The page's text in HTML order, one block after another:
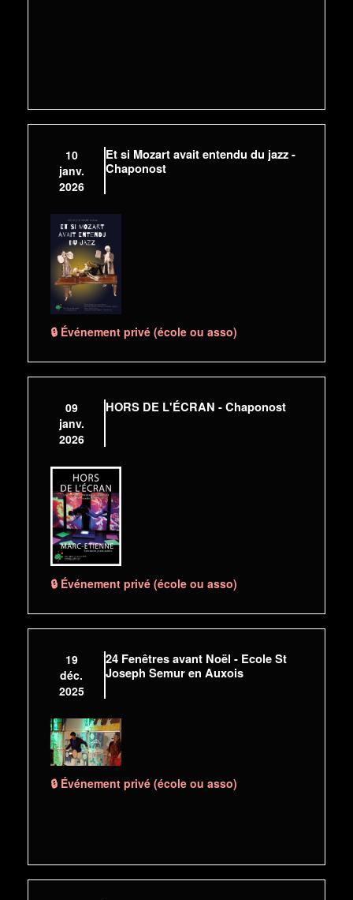
10
janv.
2026
Et si Mozart avait entendu du jazz -
Chaponost
🔒 Événement privé (école ou asso)
09
janv.
2026
HORS DE L'ÉCRAN - Chaponost
🔒 Événement privé (école ou asso)
19
déc.
2025
24 Fenêtres avant Noël - Ecole St
Joseph Semur en Auxois
🔒 Événement privé (école ou asso)